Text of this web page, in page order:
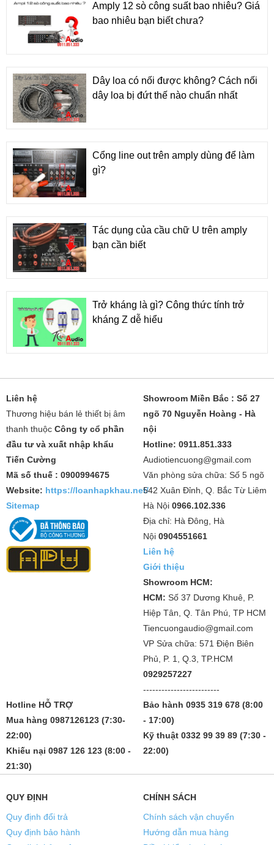
Amply 12 sò công suất bao nhiêu? Giá
bao nhiêu bạn biết chưa?
Dây loa có nối được không? Cách nối
dây loa bị đứt thế nào chuẩn nhất
Cổng line out trên amply dùng để làm
gì?
Tác dụng của cầu chữ U trên amply
bạn cần biết
Trở kháng là gì? Công thức tính trở
kháng Z dễ hiểu
Liên hệ
Thương hiệu bán lẻ thiết bị âm
thanh thuộc Công ty cổ phần
đầu tư và xuất nhập khẩu
Tiến Cường
Mã số thuế : 0900994675
Website: https://loanhapkhau.net/
Sitemap
Showroom Miền Bắc : Số 27
ngõ 70 Nguyễn Hoàng - Hà
nội
Hotline: 0911.851.333
Audiotiencuong@gmail.com
Văn phòng sửa chữa: Số 5 ngõ
542 Xuân Đỉnh, Q. Bắc Từ Liêm
Hà Nội 0966.102.336
Địa chỉ: Hà Đông, Hà
Nội 0904551661
Liên hệ
Giới thiệu
Showroom HCM:
HCM: Số 37 Dương Khuê, P.
Hiệp Tân, Q. Tân Phú, TP HCM
Tiencuongaudio@gmail.com
VP Sửa chữa: 571 Điện Biên
Phủ, P. 1, Q.3, TP.HCM
0929257227
-------------------------
Hotline HỖ TRỢ
Mua hàng 0987126123 (7:30-
22:00)
Khiếu nại 0987 126 123 (8:00 -
21:30)
Bảo hành 0935 319 678 (8:00
- 17:00)
Kỹ thuật 0332 99 39 89 (7:30 -
22:00)
QUY ĐỊNH
Quy định đổi trả
Quy định bảo hành
CHÍNH SÁCH
Chính sách vận chuyển
Hướng dẫn mua hàng